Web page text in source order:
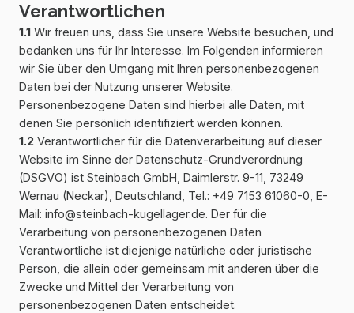
Kontakt
Webshop
Verantwortlichen
1.1 Wir freuen uns, dass Sie unsere Website besuchen, und
bedanken uns für Ihr Interesse. Im Folgenden informieren
wir Sie über den Umgang mit Ihren personenbezogenen
Daten bei der Nutzung unserer Website.
Personenbezogene Daten sind hierbei alle Daten, mit
denen Sie persönlich identifiziert werden können.
1.2 Verantwortlicher für die Datenverarbeitung auf dieser
Website im Sinne der Datenschutz-Grundverordnung
(DSGVO) ist Steinbach GmbH, Daimlerstr. 9-11, 73249
Wernau (Neckar), Deutschland, Tel.: +49 7153 61060-0, E-
Mail: info@steinbach-kugellager.de. Der für die
Verarbeitung von personenbezogenen Daten
Verantwortliche ist diejenige natürliche oder juristische
Person, die allein oder gemeinsam mit anderen über die
Zwecke und Mittel der Verarbeitung von
personenbezogenen Daten entscheidet.